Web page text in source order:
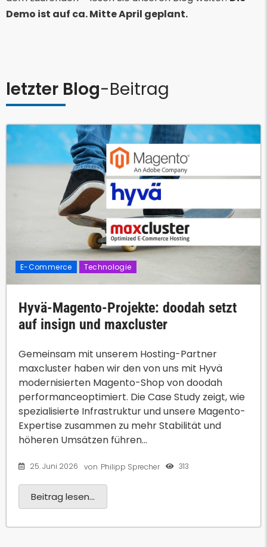
Demo ist auf ca. Mitte April geplant.
letzter Blog-Beitrag
E-Commerce Technologie
Hyvä-Magento-Projekte: doodah setzt
auf insign und maxcluster
25. Juni 2026 von Philipp Sprecher 313
Gemeinsam mit unserem Hosting-Partner
maxcluster haben wir den von uns mit Hyvä
modernisierten Magento-Shop von doodah
performanceoptimiert. Die Case Study zeigt, wie
spezialisierte Infrastruktur und unsere Magento-
Expertise zusammen zu mehr Stabilität und
höheren Umsätzen führen...
Beitrag lesen...